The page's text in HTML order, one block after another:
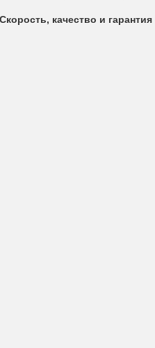
Скорость, качество и